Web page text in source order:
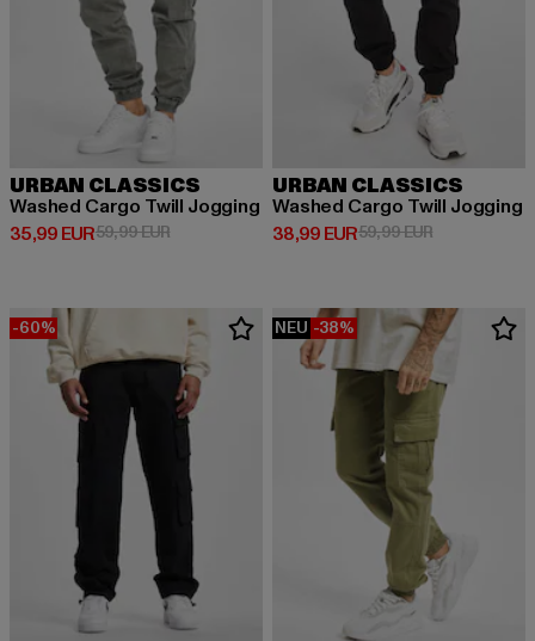
URBAN CLASSICS
Washed Cargo Twill Jogging
35,99 EUR
Derzeitiger Preis: 35,99 EUR
59,99 EURAktionspreis: 59,99 EUR
URBAN CLASSICS
Washed Cargo Twill Jogging
38,99 EUR
Derzeitiger Preis: 38,99 EUR
59,99 EURAktionspreis:
-60% NEU -38%